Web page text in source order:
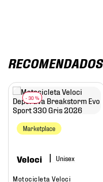
RECOMENDADOS
- 30 %
Marketplace
Veloci
Motocicleta Veloci